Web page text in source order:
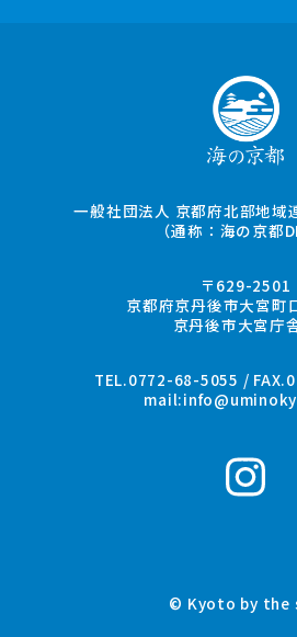
一般社団法人 京都府北部地域
（通称：海の京都
〒629-2501
京都府京丹後市大宮町
京丹後市大宮庁
TEL.0772-68-5055 /
mail:
© Kyoto by the